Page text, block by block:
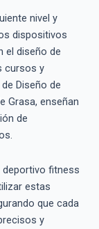
nivel y
dispositivos
el diseño de
cursos y
Diseño de
Grasa, enseñan
de
fitness
estas
que cada
y